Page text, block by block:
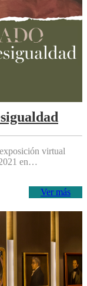
virtual
en…
Ver más